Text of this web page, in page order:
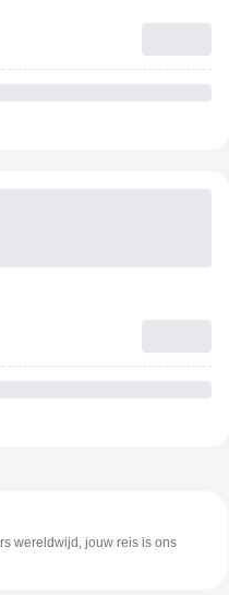
wereldwijd, jouw reis is ons